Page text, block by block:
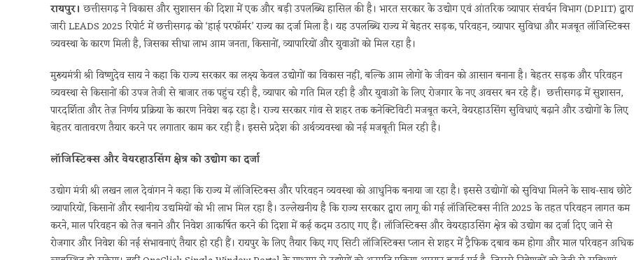
रायपुर। छत्तीसगढ़ ने विकास और सुशासन की दिशा में एक और बड़ी उपलब्धि हासिल की है। भारत सरकार के उद्योग एवं आंतरिक व्यापार संवर्धन विभाग (DPIIT) द्वारा
जारी LEADS 2025 रिपोर्ट में छत्तीसगढ़ को ‘हाई परफॉर्मर’ राज्य का दर्जा मिला है। यह उपलब्धि राज्य में बेहतर सड़क, परिवहन, व्यापार सुविधा और मजबूत लॉजिस्टिक्स
व्यवस्था के कारण मिली है, जिसका सीधा लाभ आम जनता, किसानों, व्यापारियों और युवाओं को मिल रहा है।
मुख्यमंत्री श्री विष्णुदेव साय ने कहा कि राज्य सरकार का लक्ष्य केवल उद्योगों का विकास नहीं, बल्कि आम लोगों के जीवन को आसान बनाना है। बेहतर सड़क और परिवहन
व्यवस्था से किसानों की उपज तेजी से बाजार तक पहुंच रही है, व्यापार को गति मिल रही है और युवाओं के लिए रोजगार के नए अवसर बन रहे हैं। छत्तीसगढ़ में सुशासन,
पारदर्शिता और तेज़ निर्णय प्रक्रिया के कारण निवेश बढ़ रहा है। राज्य सरकार गांव से शहर तक कनेक्टिविटी मजबूत करने, वेयरहाउसिंग सुविधाएं बढ़ाने और उद्योगों के लिए
बेहतर वातावरण तैयार करने पर लगातार काम कर रही है। इससे प्रदेश की अर्थव्यवस्था को नई मजबूती मिल रही है।
लॉजिस्टिक्स और वेयरहाउसिंग क्षेत्र को उद्योग का दर्जा
उद्योग मंत्री श्री लखन लाल देवांगन ने कहा कि राज्य में लॉजिस्टिक्स और परिवहन व्यवस्था को आधुनिक बनाया जा रहा है। इससे उद्योगों को सुविधा मिलने के साथ-साथ छोटे
व्यापारियों, किसानों और स्थानीय उद्यमियों को भी लाभ मिल रहा है। उल्लेखनीय है कि राज्य सरकार द्वारा लागू की गई लॉजिस्टिक्स नीति 2025 के तहत परिवहन लागत कम
करने, माल परिवहन को तेज़ बनाने और निवेश आकर्षित करने की दिशा में कई कदम उठाए गए हैं। लॉजिस्टिक्स और वेयरहाउसिंग क्षेत्र को उद्योग का दर्जा दिए जाने से
रोजगार और निवेश की नई संभावनाएं तैयार हो रही हैं। रायपुर के लिए तैयार किए गए सिटी लॉजिस्टिक्स प्लान से शहर में ट्रैफिक दबाव कम होगा और माल परिवहन अधिक